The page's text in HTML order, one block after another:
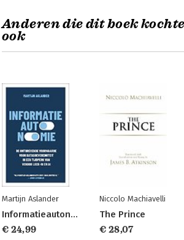
Anderen die dit boek
ook
Martijn Aslander
Informatieautonomie
€ 24,99
Niccolo Machiavelli
The Prince
€ 28,07